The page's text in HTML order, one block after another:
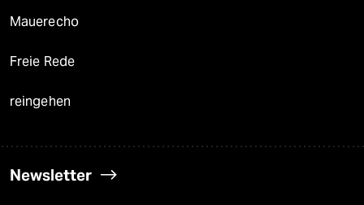
Mauerecho
Freie Rede
reingehen
Newsletter